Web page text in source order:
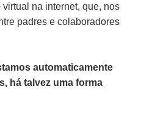
na internet, que, nos
padres e colaboradores
automaticamente
há talvez uma forma